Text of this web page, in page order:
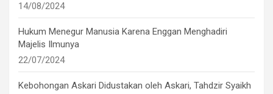
14/08/2024
Hukum Menegur Manusia Karena Enggan Menghadiri
Majelis Ilmunya
22/07/2024
Kebohongan Askari Didustakan oleh Askari, Tahdzir Syaikh